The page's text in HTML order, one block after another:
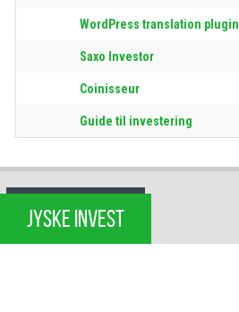
WordPress translation plugin
Saxo Investor
Coinisseur
Guide til investering
JYSKE INVEST